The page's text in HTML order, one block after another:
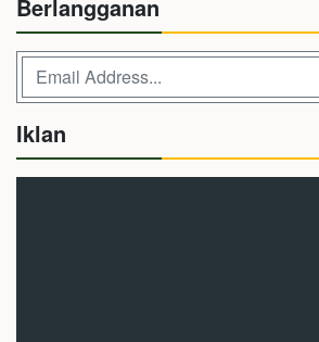
Berlangganan
Iklan